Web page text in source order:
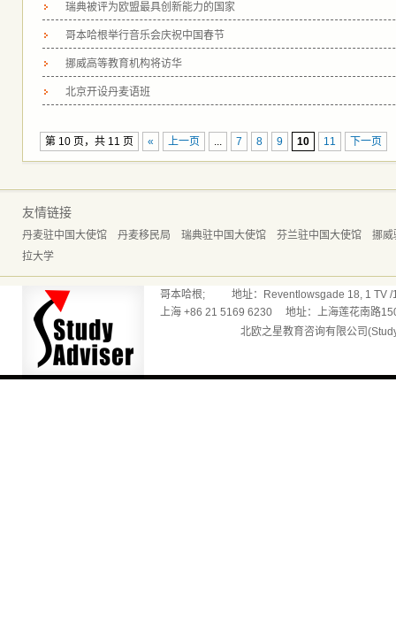
瑞典被评为欧盟最具创新能力的国家
哥本哈根举行音乐会庆祝中国春节
挪威高等教育机构将访华
北京开设丹麦语班
第 10 页，共 11 页 « 上一页 ... 7 8 9 10 11 下一页
友情链接
丹麦驻中国大使馆 丹麦移民局 瑞典驻中国大使馆 芬兰驻中国大使馆
挪威
拉大学
哥本哈根; 地址：Reventlowsgade 18, 1 TV /
上海 +86 21 5169 6230 地址：上海莲花南路
北欧之星教育咨询有限公司